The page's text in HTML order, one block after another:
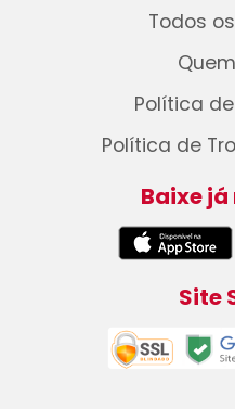
Todos
Política
Política de
Baixe já
Site